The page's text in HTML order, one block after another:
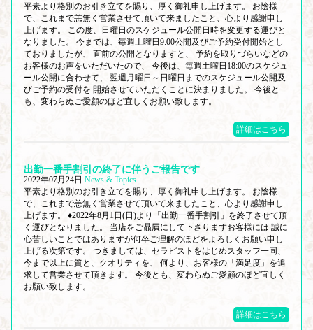
平素より格別のお引き立てを賜り、厚く御礼申し上げます。 お陰様
で、これまで恙無く営業させて頂いて来ましたこと、心より感謝申し
上げます。 この度、日曜日のスケジュール公開日時を変更する運びと
なりました。 今までは、毎週土曜日9:00公開及びご予約受付開始とし
ておりましたが、 直前の公開となりますと、 予約を取りづらいなどの
お客様のお声をいただいたので、 今後は、毎週土曜日18:00のスケジュ
ール公開に合わせて、 翌週月曜日～日曜日までのスケジュール公開及
びご予約の受付を 開始させていただくことに決まりました。 今後と
も、変わらぬご愛顧のほど宜しくお願い致します。
詳細はこちら
出勤一番手割引の終了に伴うご報告です
2022年07月24日 News & Topics
平素より格別のお引き立てを賜り、厚く御礼申し上げます。 お陰様
で、これまで恙無く営業させて頂いて来ましたこと、心より感謝申し
上げます。 ♦2022年8月1日(日)より「出勤一番手割引」を終了させて頂
く運びとなりました。 当店をご贔屓にして下さりますお客様には 誠に
心苦しいことではありますが何卒ご理解のほどをよろしくお願い申し
上げる次第です。 つきましては、セラピストをはじめスタッフ一同、
今まで以上に質と、クオリティを、 何より、お客様の「満足度」を追
求して営業させて頂きます。 今後とも、変わらぬご愛顧のほど宜しく
お願い致します。
詳細はこちら